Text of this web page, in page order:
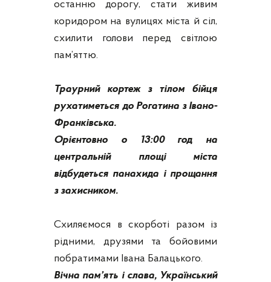
останню дорогу, стати живим
коридором на вулицях міста й сіл,
схилити голови перед світлою
пам’яттю.
Траурний кортеж з тілом бійця
рухатиметься до Рогатина з Івано-
Франківська.
Орієнтовно о 13:00 год на
центральній площі міста
відбудеться панахида і прощання
з захисником.
Схиляємося в скорботі разом із
рідними, друзями та бойовими
побратимами Івана Балацького.
Вічна пам’ять і слава, Український